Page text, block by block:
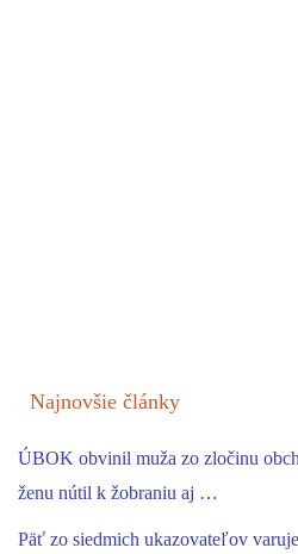
Najnovšie články
ÚBOK obvinil muža zo zločinu
ženu nútil k žobraniu aj …
Päť zo siedmich ukazovateľov